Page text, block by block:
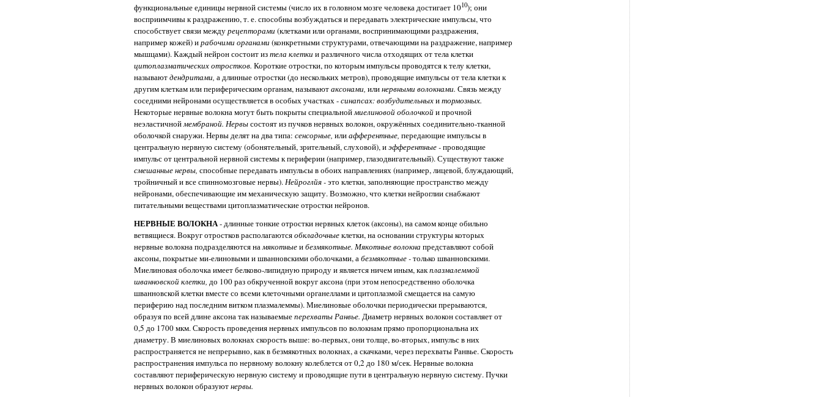
функциональные единицы нервной системы (число их в головном мозге человека достигает 1010); они
восприимчивы к раздражению, т. е. способны возбуждаться и передавать электрические импульсы, что
способствует связи междурецепторами (клетками или органами, воспринимающими раздражения,
например кожей) ирабочими органами (конкретными структурами, отвечающими на раздражение, например
мышцами). Каждый нейрон состоит изтела клетки и различного числа отходящих от тела клетки
цитоплазматических отростков. Короткие отростки, по которым импульсы проводятся к телу клетки,
называютдендритами, а длинные отростки (до нескольких метров), проводящие импульсы от тела клетки к
другим клеткам или периферическим органам, называютаксонами, илинервными волокнами. Связь между
соседними нейронами осуществляется в особых участках -синапсах: возбудительныхитормозных.
Некоторые нервные волокна могут быть покрыты специальноймиелиновой оболочкойи прочной
неэластичноймембраной. Нервысостоят из пучков нервных волокон, окружённых соединительно-тканной
оболочкой снаружи. Нервы делят на два типа: сенсорные, илиафферентные, передающие импульсы в
центральную нервную систему (обонятельный, зрительный, слуховой), иэфферентные -проводящие
импульс от центральной нервной системы к периферии (например, глазодвигательный). Существуют также
смешанные нервы, способные передавать импульсы в обоих направлениях (например, лицевой, блуждающий,
тройничный и все спинномозговые нервы).Нейроглйя -это клетки, заполняющие пространство между
нейронами, обеспечивающие им механическую защиту. Возможно, что клетки нейроглии снабжают
питательными веществами цитоплазматические отростки нейронов.
НЕРВНЫЕ ВОЛОКНА- длинные тонкие отростки нервных клеток (аксоны), на самом конце обильно
ветвящиеся. Вокруг отростков располагаютсяобкладочныеклетки, на основании структуры которых
нервные волокна подразделяются намякотныеибезмякотные. Мякотные волокна представляют собой
аксоны, покрытые ми-елиновыми и шванновскими оболочками, абезмякотные -только шванновскими.
Миелиновая оболочка имеет белково-липидную природу и является ничем иным, какплазмалеммой
шванновской клетки, до 100 раз обкрученной вокруг аксона (при этом непосредственно оболочка
шванновской клетки вместе со всеми клеточными органеллами и цитоплазмой смещается на самую
периферию над последним витком плазмалеммы). Миелиновые оболочки периодически прерываются,
образуя по всей длине аксона так называемыеперехваты Ранвье. Диаметр нервных волокон составляет от
0,5 до 1700 мкм. Скорость проведения нервных импульсов по волокнам прямо пропорциональна их
диаметру. В миелиновых волокнах скорость выше: во-первых, они толще, во-вторых, импульс в них
распространяется не непрерывно, как в безмякотных волокнах, а скачками, через перехваты Ранвье. Скорость
распространения импульса по нервному волокну колеблется от 0,2 до 180 м/сек. Нервные волокна
составляют периферическую нервную систему и проводящие пути в центральную нервную систему. Пучки
нервных волокон образуютнервы.